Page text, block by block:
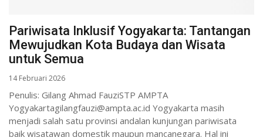
Pariwisata Inklusif Yogyakarta: Tantangan
Mewujudkan Kota Budaya dan Wisata
untuk Semua
14 Februari 2026
Penulis: Gilang Ahmad FauziSTP AMPTA
Yogyakartagilangfauzi@ampta.ac.id Yogyakarta masih
menjadi salah satu provinsi andalan kunjungan pariwisata
baik wisatawan domestik maupun mancanegara. Hal ini